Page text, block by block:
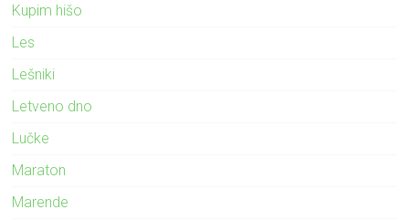
Kupim hišo
Les
Lešniki
Letveno dno
Lučke
Maraton
Marende